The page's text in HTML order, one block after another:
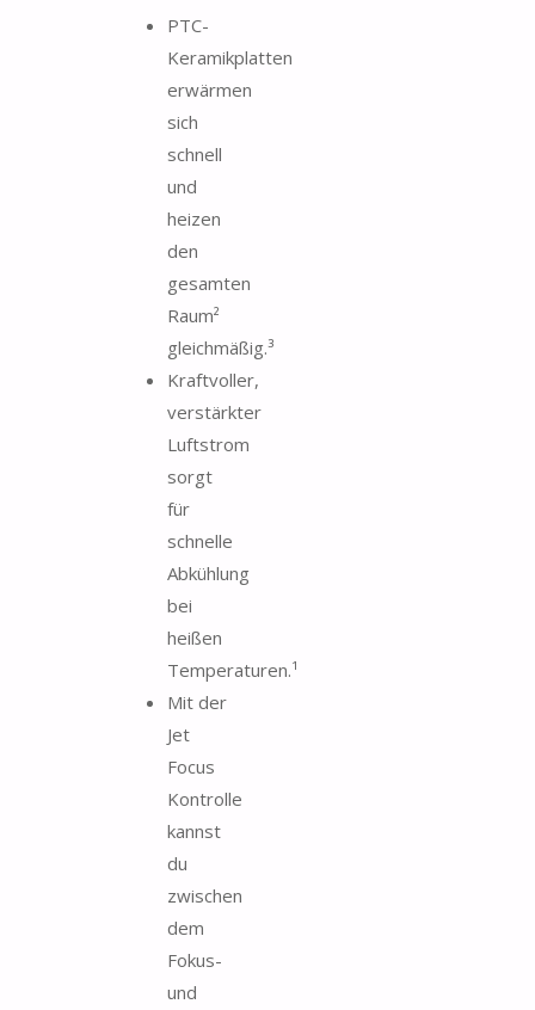
PTC-
Keramikplatten
erwärmen
sich
schnell
und
heizen
den
gesamten
Raum²
gleichmäßig.³
Kraftvoller,
verstärkter
Luftstrom
sorgt
für
schnelle
Abkühlung
bei
heißen
Temperaturen.¹
Mit der
Jet
Focus
Kontrolle
kannst
du
zwischen
dem
Fokus-
und